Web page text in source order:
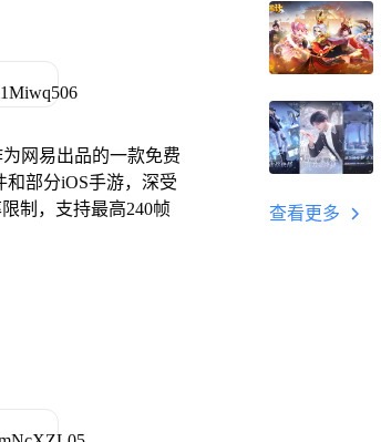
网易出品的一款免费
和部分iOS手游，深受
制，支持最高240帧
查看更多